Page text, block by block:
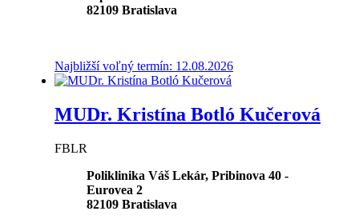
82109 Bratislava
Najbližší voľný termín: 12.08.2026
MUDr. Kristína Botló Kučerová
FBLR
Poliklinika Váš Lekár, Pribinova 40 -
Eurovea 2
82109 Bratislava